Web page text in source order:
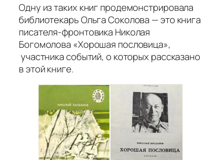
Одну из таких книг продемонстрировала
библиотекарь Ольга Соколова — это книга
писателя-фронтовика Николая
Богомолова «Хорошая пословица»,
участника событий, о которых рассказано
в этой книге.